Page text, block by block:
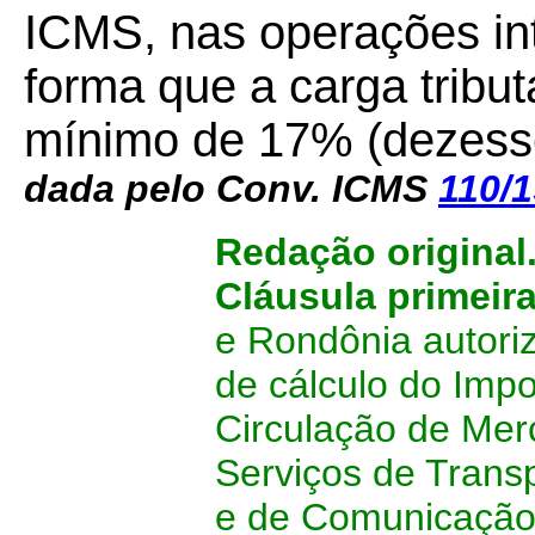
ICMS, nas operações
forma que a carga
mínimo de 17%
dada pelo Conv. ICMS 110/
Redação
Cláusula
e Rondônia
de cálculo do
Circulação de
Serviços de
e de